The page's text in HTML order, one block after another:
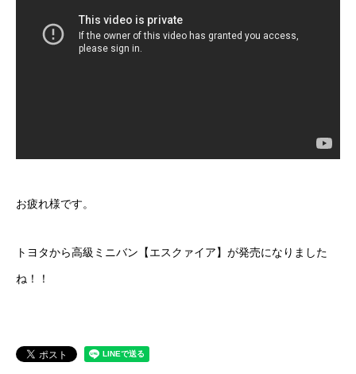
部品の取り付け
部品の取り付け
独自の買取査定
カーリースとは？
お疲れ様です。
トヨタから高級ミニバン【エスクァイア】が発売になりました
ね！！